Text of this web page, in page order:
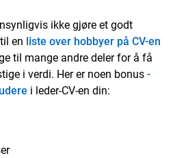
ikke gjøre et godt
en liste over hobbyer på CV-en
til mange andre deler for å få
i verdi. Her er noen bonus-
i leder-CV-en din: